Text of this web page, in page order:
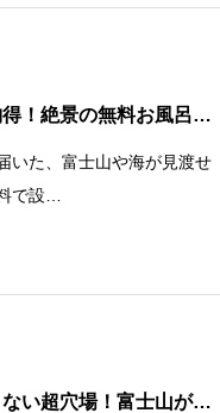
！絶景の無料お風呂…
いた、富士山や海が見渡せ
で設…
い超穴場！富士山が…